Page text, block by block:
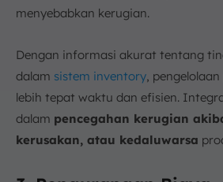
menyebabkan kerugian.
Dengan informasi akurat tentang
dalam sistem inventory ,
lebih tepat waktu dan efisien.
dalam pencegahan kerugian
kerusakan, atau kedaluwarsa